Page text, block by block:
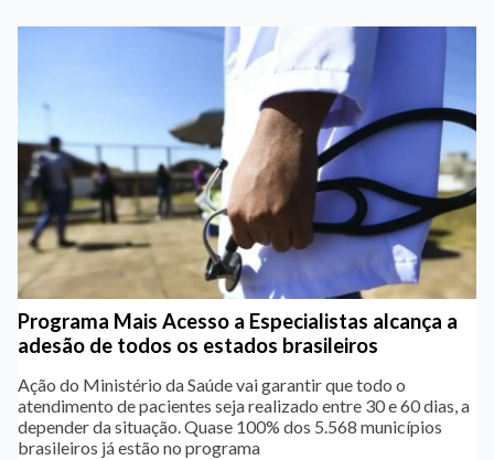
Programa Mais Acesso a Especialistas alcança a
adesão de todos os estados brasileiros
Ação do Ministério da Saúde vai garantir que todo o
atendimento de pacientes seja realizado entre 30 e 60 dias, a
depender da situação. Quase 100% dos 5.568 municípios
brasileiros já estão no programa